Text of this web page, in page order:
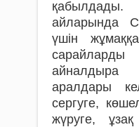
айларында
үшін
айналдыра
аралдары
сергуге,
жүруге,